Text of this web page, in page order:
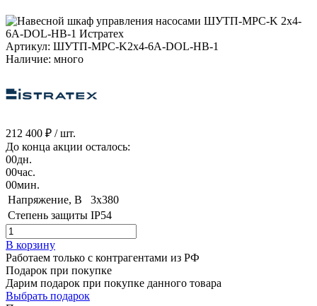
Артикул: ШУТП-MPC-K2x4-6A-DOL-НВ-1
Наличие: много
212 400 ₽ / шт.
До конца акции осталось:
00дн.
00час.
00мин.
Напряжение, B
3х380
Степень защиты IP54
В корзину
Работаем только с контрагентами из РФ
Подарок при покупке
Дарим подарок при покупке данного товара
Выбрать подарок